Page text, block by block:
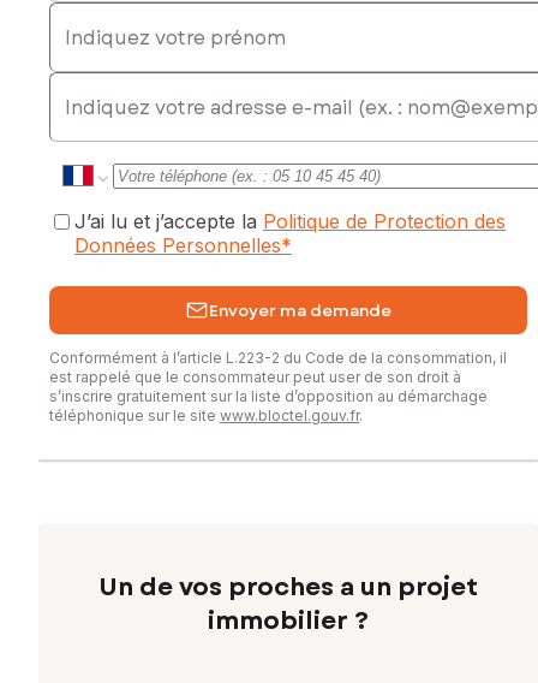
Indiquez votre prénom
E-mail
J’ai lu et j’accepte la Politique de Protection des
Données Personnelles*
Envoyer ma demande
Conformément à l’article L.223-2 du Code de la consommation, il
est rappelé que le consommateur peut user de son droit à
s’inscrire gratuitement sur la liste d’opposition au démarchage
téléphonique sur le site www.bloctel.gouv.fr.
Un de vos proches a un projet
immobilier ?